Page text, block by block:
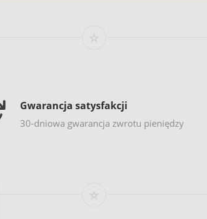
Gwarancja satysfakcji
30-dniowa gwarancja zwrotu pieniędzy